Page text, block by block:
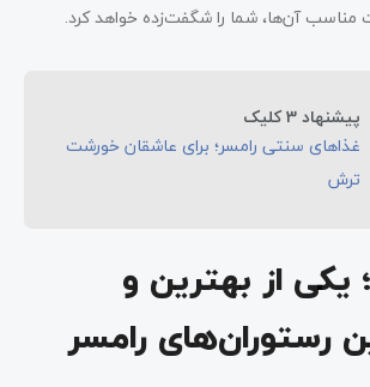
مناسب آن‌ها، شما را شگفت‌زده خواهد کرد.
پیشنهاد 3 کلیک
غذاهای سنتی رامسر؛ برای عاشقان خورشت
ترش
یکی از بهترین و
رستوران‌های رامسر